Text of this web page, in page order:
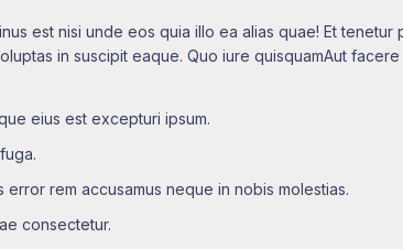
est nisi unde eos quia illo ea alias quae! Et
in suscipit eaque. Quo iure quisquamAut
eius est excepturi ipsum.
rem accusamus neque in nobis molestias.
consectetur.